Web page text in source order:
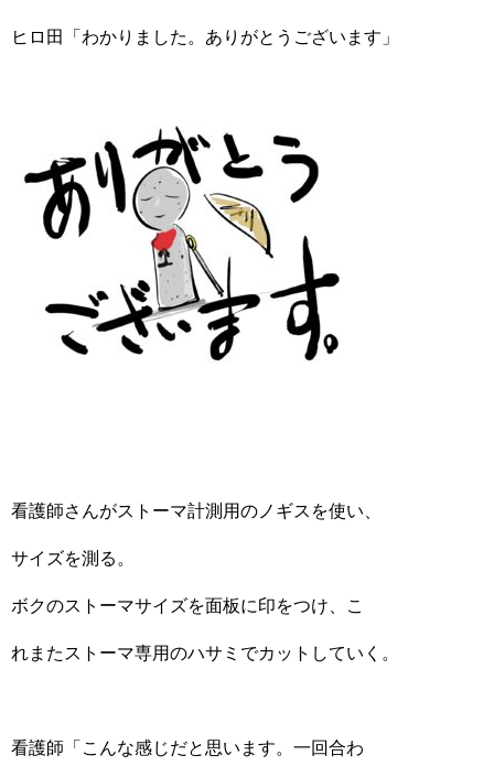
ヒロ田「わかりました。ありがとうございます」
看護師さんがストーマ計測用のノギスを使い、
サイズを測る。
ボクのストーマサイズを面板に印をつけ、こ
れまたストーマ専用のハサミでカットしていく。
看護師「こんな感じだと思います。一回合わ